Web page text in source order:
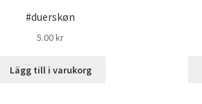
#duerskøn
5.00kr
Lägg till i varukorg